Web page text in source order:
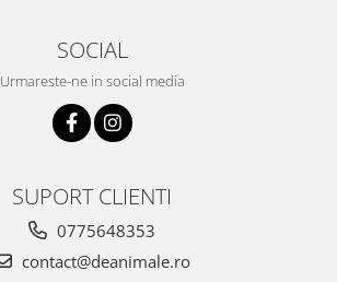
SOCIAL
Urmareste-ne in social media
SUPORT CLIENTI
0775648353
contact@deanimale.ro